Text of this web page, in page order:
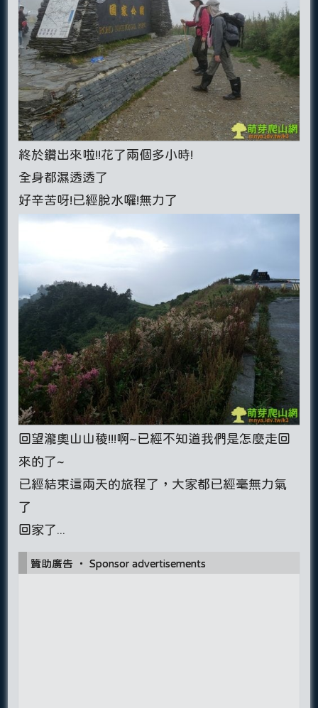
終於鑽出來啦!!花了兩個多小時!
全身都濕透透了
好辛苦呀!已經脫水囉!無力了
回望瀧奧山山稜!!!啊~已經不知道我們是怎麼走回
來的了~
已經結束這兩天的旅程了，大家都已經毫無力氣
了
回家了...
贊助廣告 ‧ Sponsor advertisements